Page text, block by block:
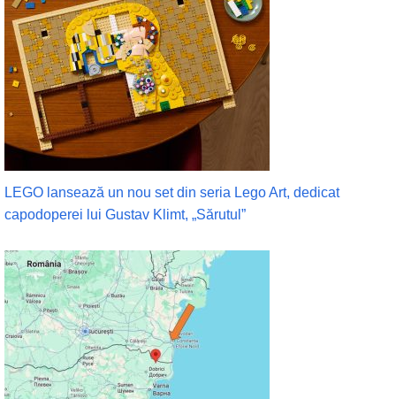
LEGO lansează un nou set din seria Lego Art, dedicat
capodoperei lui Gustav Klimt, „Sărutul”